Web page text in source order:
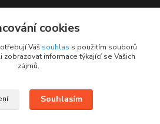
613 837cookies
Váš souhlas s použitím souborů
zobrazovat informace týkající se Vašich
zájmů.
Souhlasím